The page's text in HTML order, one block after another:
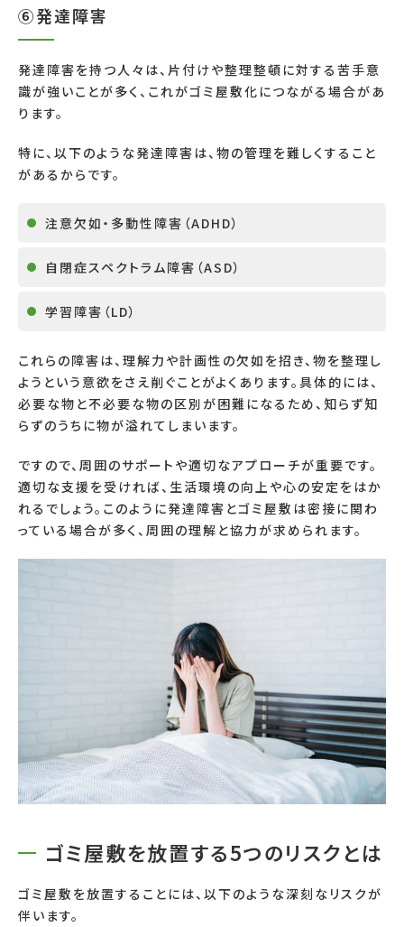
⑥発達障害
発達障害を持つ人々は、片付けや整理整頓に対する苦手意
識が強いことが多く、これがゴミ屋敷化につながる場合があ
ります。
特に、以下のような発達障害は、物の管理を難しくすること
があるからです。
注意欠如・多動性障害（ADHD）
自閉症スペクトラム障害（ASD）
学習障害（LD）
これらの障害は、理解力や計画性の欠如を招き、物を整理し
ようという意欲をさえ削ぐことがよくあります。具体的には、
必要な物と不必要な物の区別が困難になるため、知らず知
らずのうちに物が溢れてしまいます。
ですので、周囲のサポートや適切なアプローチが重要です。
適切な支援を受ければ、生活環境の向上や心の安定をはか
れるでしょう。このように発達障害とゴミ屋敷は密接に関わ
っている場合が多く、周囲の理解と協力が求められます。
ゴミ屋敷を放置する5つのリスクとは
ゴミ屋敷を放置することには、以下のような深刻なリスクが
伴います。